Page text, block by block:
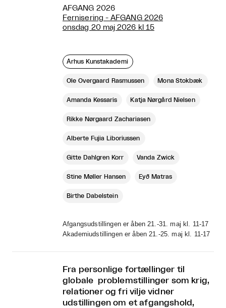
AFGANG 2026
Fernisering - AFGANG 2026
onsdag 20 maj 2026 kl 15
​ Århus Kunstakademi
Ole Overgaard Rasmussen Mona Stokbæk
Amanda Kessaris Katja Nørgård Nielsen
Rikke Nørgaard Zachariasen
Alberte Fujia Liboriussen
Gitte Dahlgren Korr Vanda Zwick
Stine Møller Hansen Eyð Matras
Birthe Dabelstein
Afgangsudstillingen er åben 21.-31. maj kl. 11-17
Akademiudstillingen er åben 21.-25. maj kl. 11-17
Fra personlige fortællinger til
globale problemstillinger som krig,
relationer og fri vilje vidner
udstillingen om et afgangshold,